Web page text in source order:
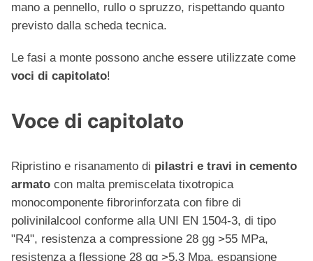
mano a pennello, rullo o spruzzo, rispettando quanto
previsto dalla scheda tecnica.
Le fasi a monte possono anche essere utilizzate come
voci di capitolato!
Voce di capitolato
Ripristino e risanamento di pilastri e travi in cemento
armato con malta premiscelata tixotropica
monocomponente fibrorinforzata con fibre di
polivinilalcool conforme alla UNI EN 1504-3, di tipo
"R4", resistenza a compressione 28 gg >55 MPa,
resistenza a flessione 28 gg >5,3 Mpa, espansione